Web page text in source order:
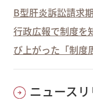
B型肝炎訴訟請求
行政広報で制度を
び上がった「制度
ニュース